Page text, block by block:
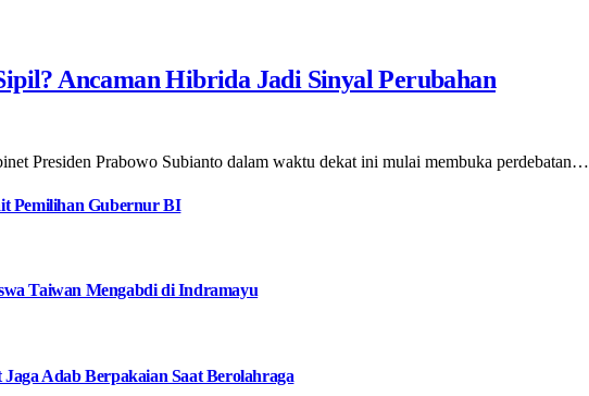
Ancaman Hibrida Jadi Sinyal Perubahan
Presiden Prabowo Subianto dalam waktu dekat ini mulai membuka perdebatan…
Pemilihan Gubernur BI
Taiwan Mengabdi di Indramayu
Adab Berpakaian Saat Berolahraga